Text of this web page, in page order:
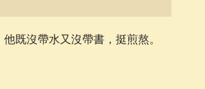
既沒帶水又沒帶書，挺煎熬。